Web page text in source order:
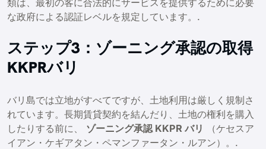
な政府による認証レベルを規定しています。.
ステップ3：ゾーニング承認の取得
KKPRバリ
バリ島では立地がすべてですが、土地利用は厳しく規制さ
れています。長期賃貸契約を結んだり、土地の権利を購入
したりする前に、 ゾーニング承認 KKPR バリ
（ケセスア
イアン・ケギアタン・ペマンファータン・ルアン）。.